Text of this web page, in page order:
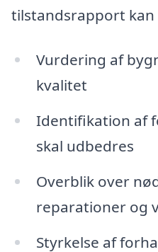
tilstandsrapport
Vurdering af
kvalitet
Identifikation af
skal udbedres
Overblik over
reparationer og
Styrkelse af